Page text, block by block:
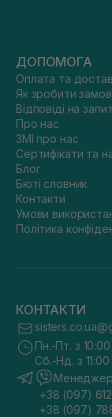
ДОПОМОГА
Оплата та
Як зробити
Відповіді на
Про нас
ЗМІ про нас
Сертифікати та
Блог
Бюті словник
Контакти
Умови
Політика
КОНТАКТИ
Пн.-Пт. з
Сб.-Нд. з
Менеджер
+38 (097)
+38 (097)